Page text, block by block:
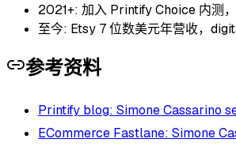
2021+: 加入 Printify Choice 内测
至今: Etsy 7 位数美元年营收，
参考资料
Printify blog: Simone Cassarino
ECommerce Fastlane: Simone